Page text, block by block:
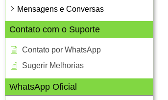
Mensagens e Conversas
Contato com o Suporte
Contato por WhatsApp
Sugerir Melhorias
WhatsApp Oficial